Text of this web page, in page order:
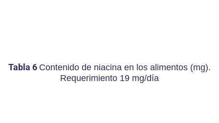
Tabla 6 Contenido de niacina en los alimentos (mg).
Requerimiento 19 mg/día